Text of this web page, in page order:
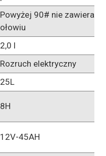
Powyżej 90# nie zawiera
ołowiu
2,0 l
Rozruch elektryczny
25L
8H
12V-45AH